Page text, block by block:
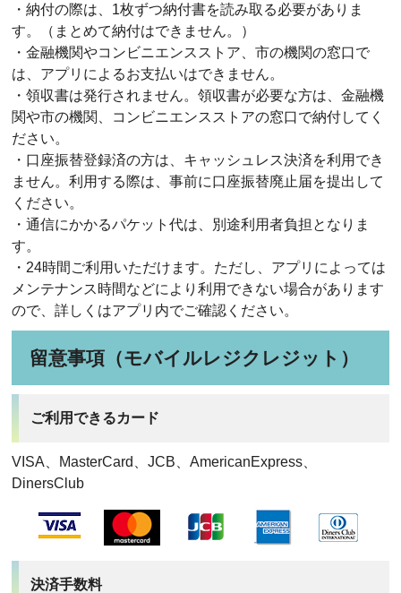
・納付の際は、1枚ずつ納付書を読み取る必要がありま
す。（まとめて納付はできません。）
・金融機関やコンビニエンスストア、市の機関の窓口で
は、アプリによるお支払いはできません。
・領収書は発行されません。領収書が必要な方は、金融機
関や市の機関、コンビニエンスストアの窓口で納付してく
ださい。
・口座振替登録済の方は、キャッシュレス決済を利用でき
ません。利用する際は、事前に口座振替廃止届を提出して
ください。
・通信にかかるパケット代は、別途利用者負担となりま
す。
・24時間ご利用いただけます。ただし、アプリによっては
メンテナンス時間などにより利用できない場合があります
ので、詳しくはアプリ内でご確認ください。
留意事項（モバイルレジクレジット）
ご利用できるカード
VISA、MasterCard、JCB、AmericanExpress、
DinersClub
決済手数料